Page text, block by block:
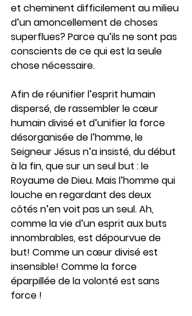
et cheminent difficilement au milieu
d’un amoncellement de choses
superflues? Parce qu’ils ne sont pas
conscients de ce qui est la seule
chose nécessaire.
Afin de réunifier l’esprit humain
dispersé, de rassembler le cœur
humain divisé et d’unifier la force
désorganisée de l’homme, le
Seigneur Jésus n’a insisté, du début
à la fin, que sur un seul but : le
Royaume de Dieu. Mais l’homme qui
louche en regardant des deux
côtés n’en voit pas un seul. Ah,
comme la vie d’un esprit aux buts
innombrables, est dépourvue de
but! Comme un cœur divisé est
insensible! Comme la force
éparpillée de la volonté est sans
force !